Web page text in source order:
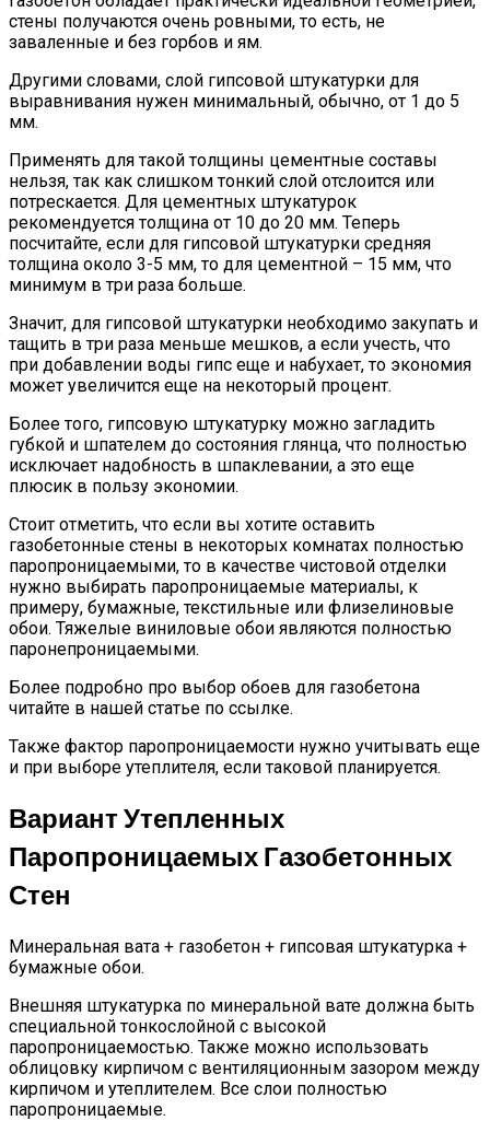
стены получаются очень ровными, то есть, не
заваленные и без горбов и ям.
Другими словами, слой гипсовой штукатурки для
выравнивания нужен минимальный, обычно, от 1 до 5
мм.
Применять для такой толщины цементные составы
нельзя, так как слишком тонкий слой отслоится или
потрескается. Для цементных штукатурок
рекомендуется толщина от 10 до 20 мм. Теперь
посчитайте, если для гипсовой штукатурки средняя
толщина около 3-5 мм, то для цементной – 15 мм, что
минимум в три раза больше.
Значит, для гипсовой штукатурки необходимо закупать и
тащить в три раза меньше мешков, а если учесть, что
при добавлении воды гипс еще и набухает, то экономия
может увеличится еще на некоторый процент.
Более того, гипсовую штукатурку можно загладить
губкой и шпателем до состояния глянца, что полностью
исключает надобность в шпаклевании, а это еще
плюсик в пользу экономии.
Стоит отметить, что если вы хотите оставить
газобетонные стены в некоторых комнатах полностью
паропроницаемыми, то в качестве чистовой отделки
нужно выбирать паропроницаемые материалы, к
примеру, бумажные, текстильные или флизелиновые
обои. Тяжелые виниловые обои являются полностью
паронепроницаемыми.
Более подробно про выбор обоев для газобетона
читайте в нашей статье по ссылке.
Также фактор паропроницаемости нужно учитывать еще
и при выборе утеплителя, если таковой планируется.
Вариант Утепленных
Паропроницаемых Газобетонных
Стен
Минеральная вата + газобетон + гипсовая штукатурка +
бумажные обои.
Внешняя штукатурка по минеральной вате должна быть
специальной тонкослойной с высокой
паропроницаемостью. Также можно использовать
облицовку кирпичом с вентиляционным зазором между
кирпичом и утеплителем. Все слои полностью
паропроницаемые.